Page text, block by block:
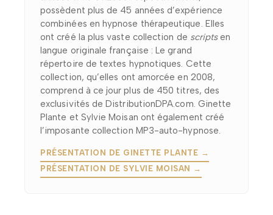
possèdent plus de 45 années d’expérience
combinées en hypnose thérapeutique. Elles
ont créé la plus vaste collection de scriptsen
langue originale française : Le grand
répertoire de textes hypnotiques. Cette
collection, qu’elles ont amorcée en 2008,
comprend à ce jour plus de 450 titres, des
exclusivités de DistributionDPA.com. Ginette
Plante et Sylvie Moisan ont également créé
l’imposante collection MP3-auto-hypnose.
PRÉSENTATION DE GINETTE PLANTE →
PRÉSENTATION DE SYLVIE MOISAN →